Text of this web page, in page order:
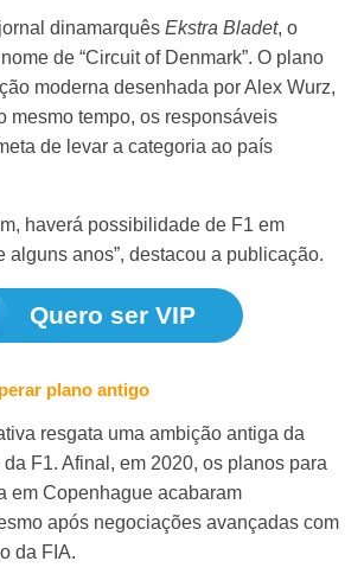
dinamarquêsEkstra Bladet, o
de “Circuit of Denmark”. O plano
moderna desenhada por Alex Wurz,
mesmo tempo, os responsáveis
de levar a categoria ao país
haverá possibilidade de F1 em
alguns anos”, destacou a publicação.
Quero ser VIP
plano antigo
resgata uma ambição antiga da
F1. Afinal, em 2020, os planos para
em Copenhague acabaram
após negociações avançadas com
da FIA.